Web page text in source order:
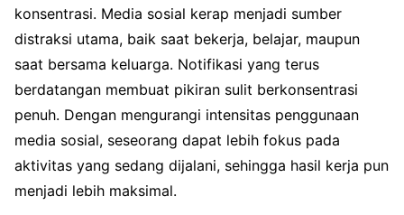
konsentrasi. Media sosial kerap menjadi sumber
distraksi utama, baik saat bekerja, belajar, maupun
saat bersama keluarga. Notifikasi yang terus
berdatangan membuat pikiran sulit berkonsentrasi
penuh. Dengan mengurangi intensitas penggunaan
media sosial, seseorang dapat lebih fokus pada
aktivitas yang sedang dijalani, sehingga hasil kerja pun
menjadi lebih maksimal.